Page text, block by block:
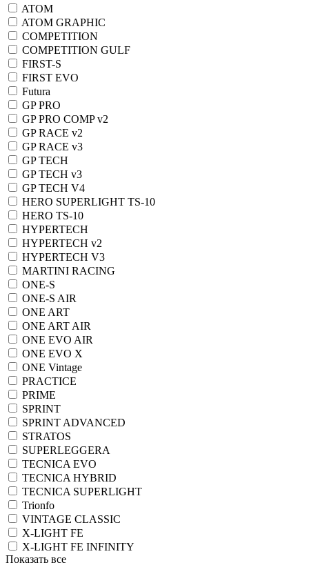
ATOM
ATOM GRAPHIC
COMPETITION
COMPETITION GULF
FIRST-S
FIRST EVO
Futura
GP PRO
GP PRO COMP v2
GP RACE v2
GP RACE v3
GP TECH
GP TECH v3
GP TECH V4
HERO SUPERLIGHT TS-10
HERO TS-10
HYPERTECH
HYPERTECH v2
HYPERTECH V3
MARTINI RACING
ONE-S
ONE-S AIR
ONE ART
ONE ART AIR
ONE EVO AIR
ONE EVO X
ONE Vintage
PRACTICE
PRIME
SPRINT
SPRINT ADVANCED
STRATOS
SUPERLEGGERA
TECNICA EVO
TECNICA HYBRID
TECNICA SUPERLIGHT
Trionfo
VINTAGE CLASSIC
X-LIGHT FE
X-LIGHT FE INFINITY
Показать все